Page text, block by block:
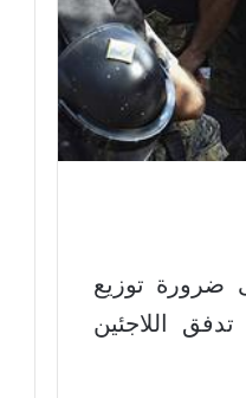
ضرورة توزيع
اللاجئين